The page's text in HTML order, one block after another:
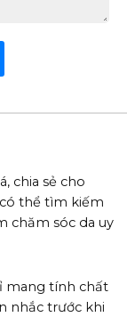
chia sẻ cho
thể tìm kiếm
chăm sóc da uy
mang tính chất
nhắc trước khi